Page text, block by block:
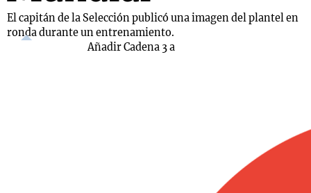
El capitán de la Selección publicó una imagen del plantel en
ronda durante un entrenamiento.
Añadir Cadena 3 a